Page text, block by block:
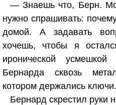
— Знаешь что, Берн.
нужно спрашивать:
домой. А задавать
хочешь, чтобы я
иронической
Бернарда сквозь
котором держались ключи.
Бернард скрестил руки